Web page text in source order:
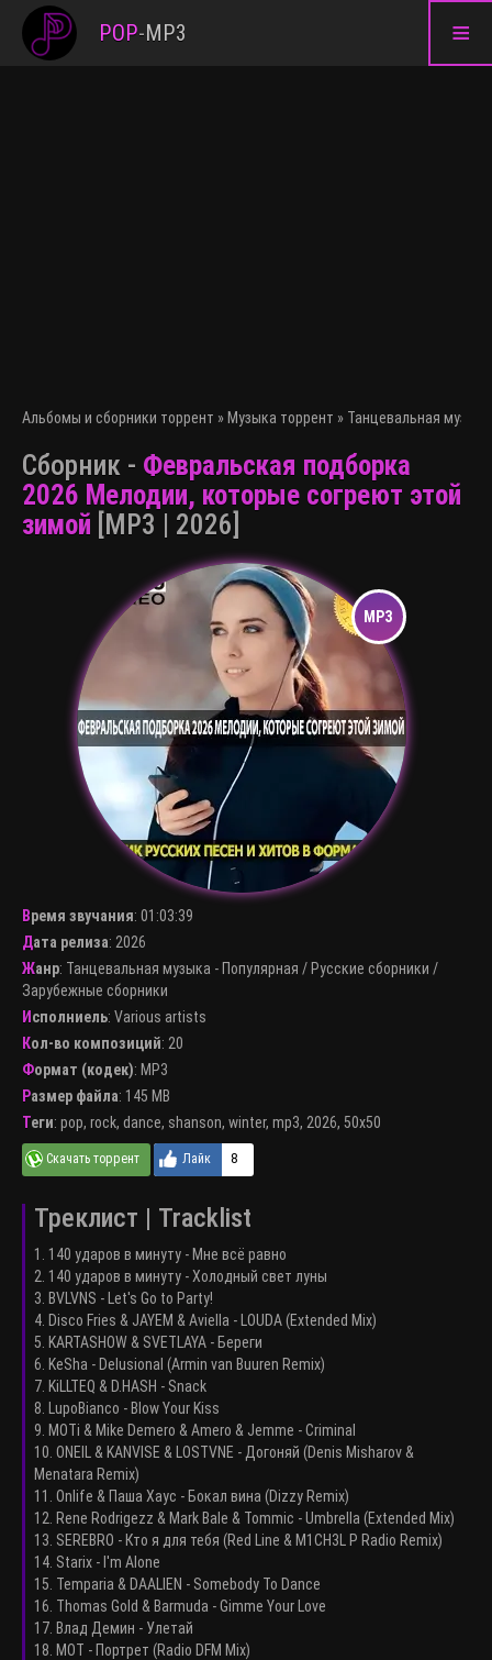
≡
POP-MP3
Альбомы и сборники торрент » Музыка торрент » Танцевальная
Сборник - Февральская подборка
2026 Мелодии, которые согреют этой
зимой [MP3 | 2026]
Время звучания: 01:03:39
Дата релиза: 2026
Жанр: Танцевальная музыка - Популярная / Русские сборники /
Зарубежные сборники
Исполниель: Various artists
Кол-во композиций: 20
Формат (кодек): MP3
Размер файла: 145 MB
Теги: pop, rock, dance, shanson, winter, mp3, 2026, 50x50
8
Треклист | Tracklist
1. 140 ударов в минуту - Мне всё равно
2. 140 ударов в минуту - Холодный свет луны
3. BVLVNS - Let's Go to Party!
4. Disco Fries & JAYEM & Aviella - LOUDA (Extended Mix)
5. KARTASHOW & SVETLAYA - Береги
6. KeSha - Delusional (Armin van Buuren Remix)
7. KiLLTEQ & D.HASH - Snack
8. LupoBianco - Blow Your Kiss
9. MOTi & Mike Demero & Amero & Jemme - Criminal
10. ONEIL & KANVISE & LOSTVNE - Догоняй (Denis Misharov &
Menatara Remix)
11. Onlife & Паша Хаус - Бокал вина (Dizzy Remix)
12. Rene Rodrigezz & Mark Bale & Tommic - Umbrella (Extended Mix)
13. SEREBRO - Кто я для тебя (Red Line & M1CH3L P Radio Remix)
14. Starix - I'm Alone
15. Temparia & DAALIEN - Somebody To Dance
16. Thomas Gold & Barmuda - Gimme Your Love
17. Влад Демин - Улетай
18. МОТ - Портрет (Radio DFM Mix)